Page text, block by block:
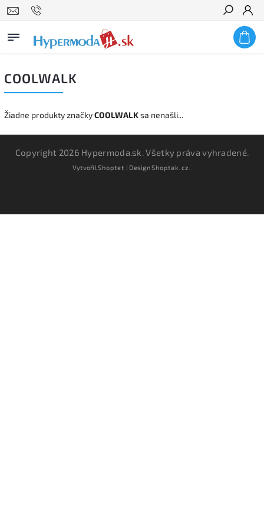
Hľadať
COOLWALK
Žiadne produkty značkyCOOLWALKsa nenašli...
Copyright 2026 Hypermoda.sk. Všetky práva vyhradené.
VytvořilShoptet | DesignShoptak.cz.